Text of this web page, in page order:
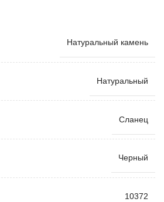
Натуральный камень
Натуральный
Сланец
Черный
10372